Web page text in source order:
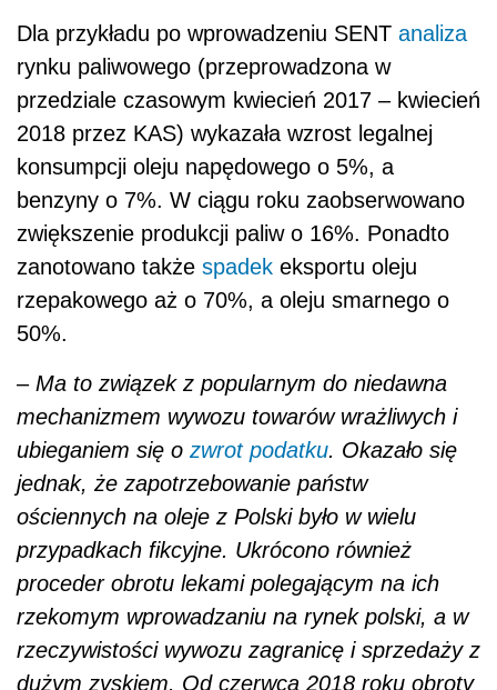
Dla przykładu po wprowadzeniu SENT analiza
rynku paliwowego (przeprowadzona w
przedziale czasowym kwiecień 2017 – kwiecień
2018 przez KAS) wykazała wzrost legalnej
konsumpcji oleju napędowego o 5%, a
benzyny o 7%. W ciągu roku zaobserwowano
zwiększenie produkcji paliw o 16%. Ponadto
zanotowano także spadek eksportu oleju
rzepakowego aż o 70%, a oleju smarnego o
50%.
– Ma to związek z popularnym do niedawna
mechanizmem wywozu towarów wrażliwych i
ubieganiem się o zwrot podatku. Okazało się
jednak, że zapotrzebowanie państw
ościennych na oleje z Polski było w wielu
przypadkach fikcyjne. Ukrócono również
proceder obrotu lekami polegającym na ich
rzekomym wprowadzaniu na rynek polski, a w
rzeczywistości wywozu zagranicę i sprzedaży z
dużym zyskiem. Od czerwca 2018 roku obroty